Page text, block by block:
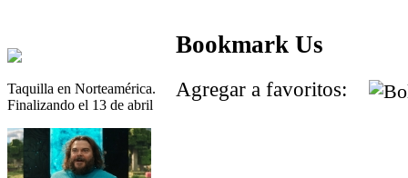
Taquilla en Norteamérica.
Finalizando el 13 de abril
Bookmark Us
Agregar a favoritos: